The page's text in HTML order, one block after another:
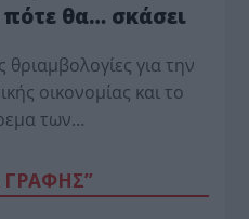
πότε θα… σκάσει
θριαμβολογίες για την
οικονομίας και το
των…